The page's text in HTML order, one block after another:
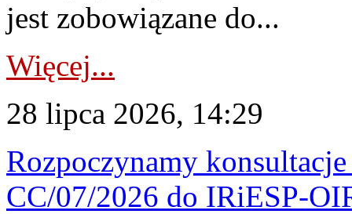
jest zobowiązane do...
Więcej...
28 lipca 2026, 14:29
Rozpoczynamy
CC/07/2026 do IRiESP-